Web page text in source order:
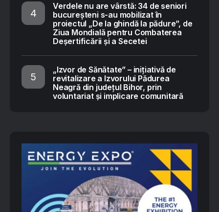
Verdele nu are vârstă: 34 de seniori
bucureșteni s-au mobilizat în
proiectul „De la ghindă la pădure”, de
Ziua Mondială pentru Combaterea
Deșertificării și a Secetei
„Izvor de Sănătate” – inițiativă de
revitalizare a Izvorului Pădurea
Neagră din județul Bihor, prin
voluntariat și implicare comunitară